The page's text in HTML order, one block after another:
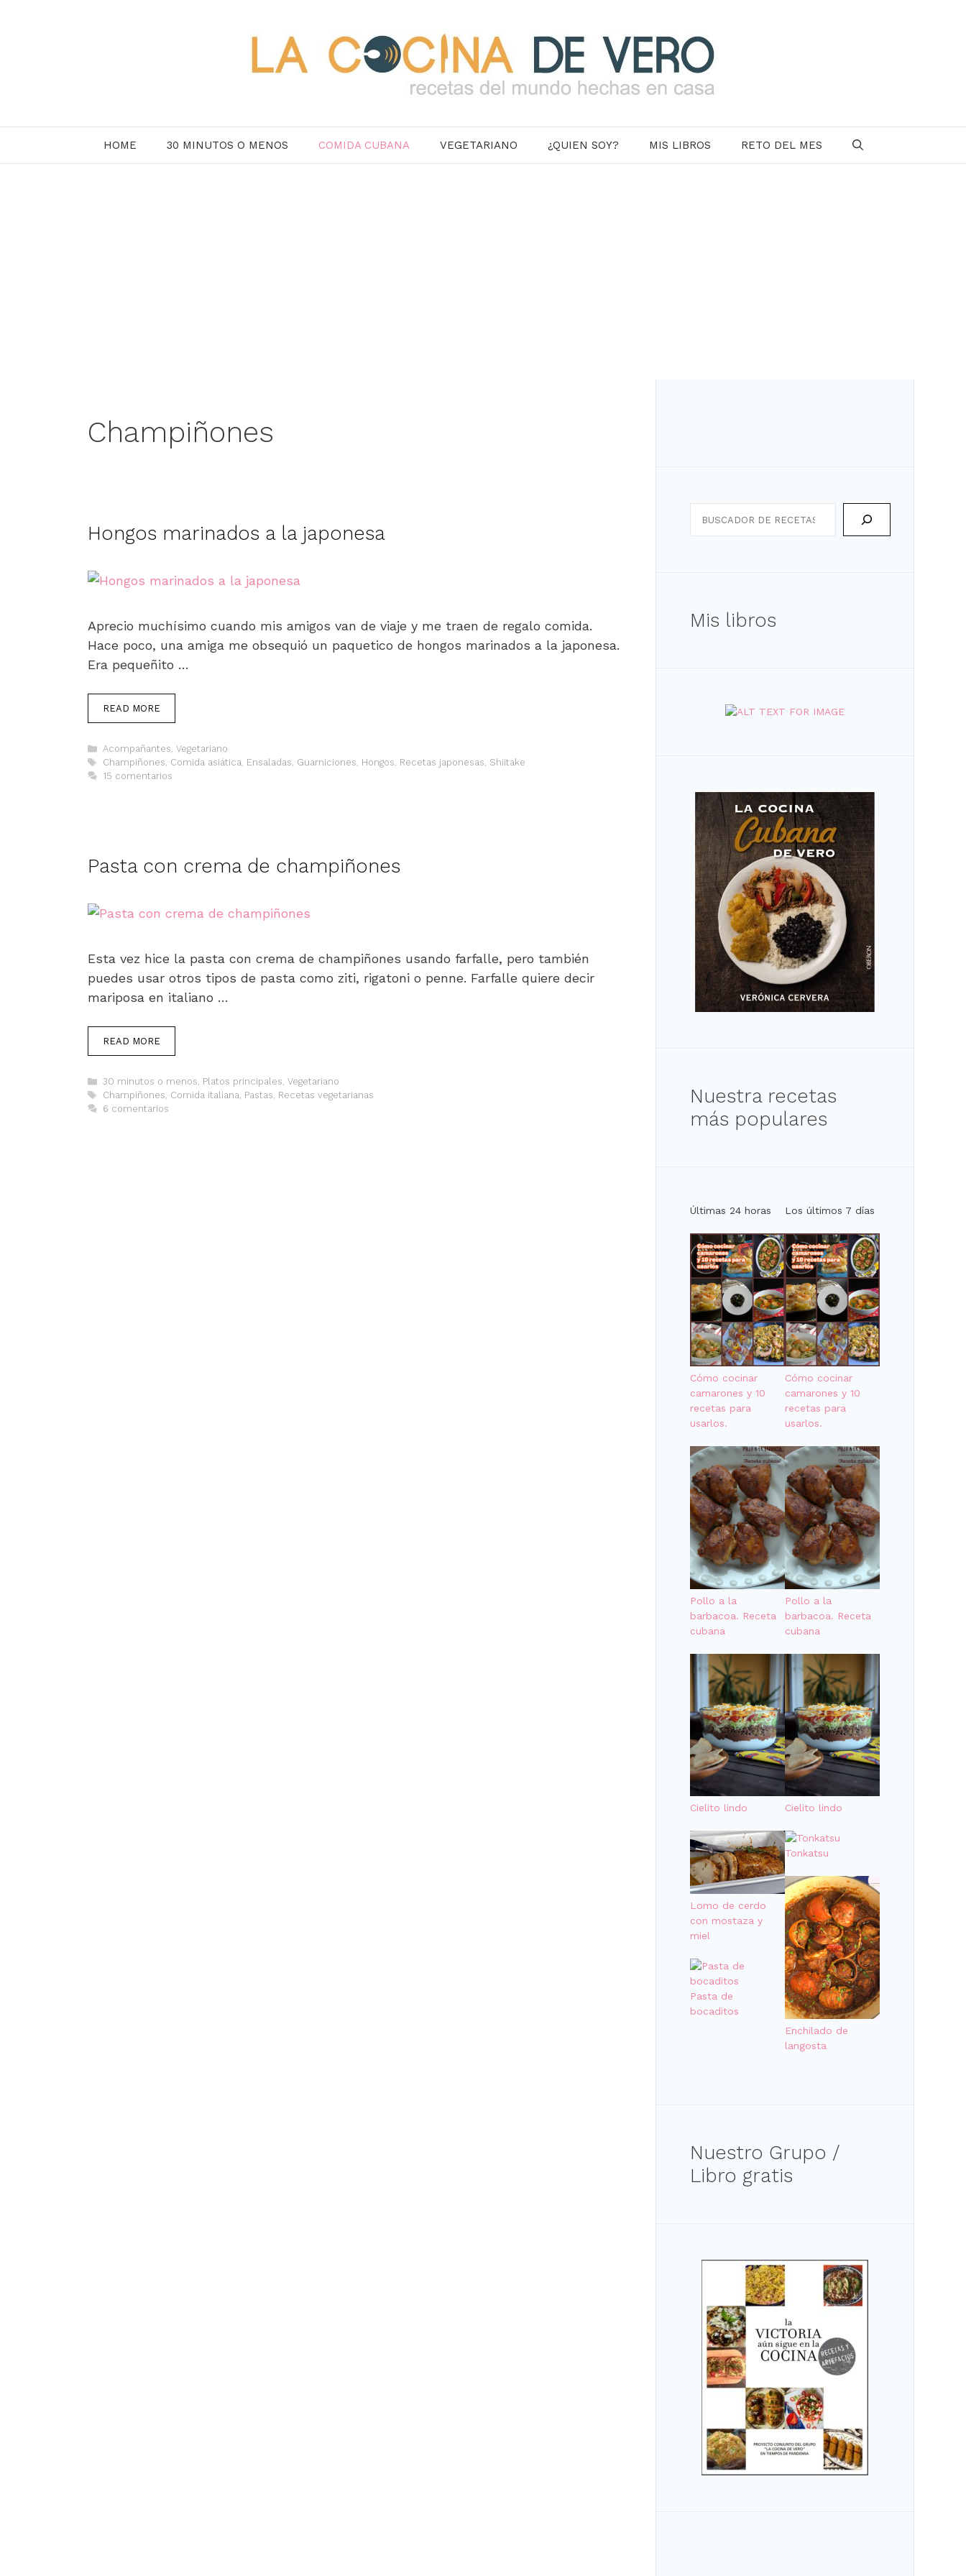
HOME 30 MINUTOS O MENOS COMIDA CUBANA VEGETARIANO ¿QUIEN SOY? MIS LIBROS RETO DEL MES
Champiñones
Hongos marinados a la japonesa
Aprecio muchísimo cuando mis amigos van de viaje y me traen de regalo comida.
Hace poco, una amiga me obsequió un paquetico de hongos marinados a la japonesa.
Era pequeñito …
READ MORE
Categorías
Acompañantes, Vegetariano
Etiquetas
Champiñones, Comida asiática, Ensaladas, Guarniciones, Hongos, Recetas japonesas, Shiitake
15 comentarios
Pasta con crema de champiñones
Esta vez hice la pasta con crema de champiñones usando farfalle, pero también
puedes usar otros tipos de pasta como ziti, rigatoni o penne. Farfalle quiere decir
mariposa en italiano …
READ MORE
Categorías
30 minutos o menos, Platos principales, Vegetariano
Etiquetas
Champiñones, Comida italiana, Pastas, Recetas vegetarianas
6 comentarios
Mis libros
Nuestra recetas
más populares
Últimas 24 horas
Cómo cocinar
camarones y 10
recetas para
usarlos.
Pollo a la
barbacoa. Receta
cubana
Cielito lindo
Lomo de cerdo
con mostaza y
miel
Pasta de
bocaditos
Los últimos 7 días
Cómo cocinar
camarones y 10
recetas para
usarlos.
Pollo a la
barbacoa. Receta
cubana
Cielito lindo
Tonkatsu
Enchilado de
langosta
Nuestro Grupo /
Libro gratis